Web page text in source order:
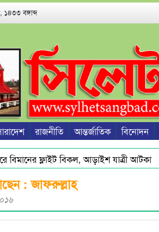
১৪৩৩ বঙ্গাব্দ
রাজনীতি আন্তর্জাতিক বিনোদন
ফ্লাইট বিকল, আড়াইশ যাত্রী আটকা
: জাফরুল্লাহ